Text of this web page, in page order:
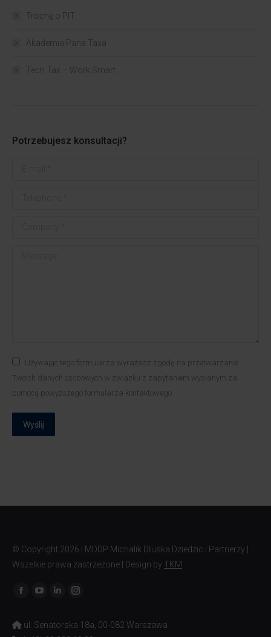
Trochę o PIT
Akademia Pana Taxa
Tech Tax – Work Smart
Potrzebujesz konsultacji?
Używając tego formularza wyrażasz zgodę na przetwarzanie
Twoich danych osobowych w związku z zapytaniem wysłanym za
pomocą powyższego formularza kontaktowego
Wyślij
© Copyright 2026 | MDDP Michalik Dłuska Dziedzic i Partnerzy |
Wszelkie prawa zastrzeżone | Design by TKM
Znajdź nas na:
ul. Senatorska 18a, 00-082 Warszawa